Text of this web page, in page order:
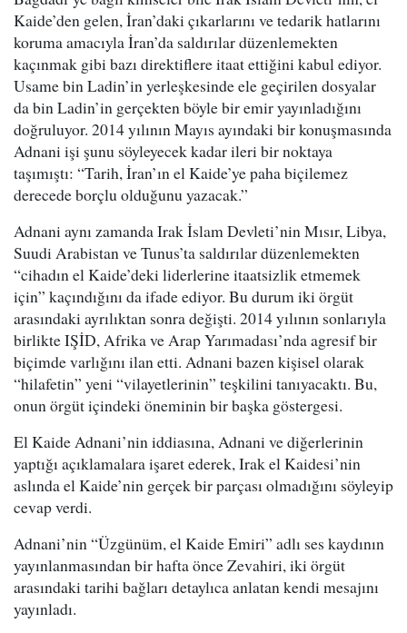
Kaide’den gelen, İran’daki çıkarlarını ve tedarik hatlarını
koruma amacıyla İran’da saldırılar düzenlemekten
kaçınmak gibi bazı direktiflere itaat ettiğini kabul ediyor.
Usame bin Ladin’in yerleşkesinde ele geçirilen dosyalar
da bin Ladin’in gerçekten böyle bir emir yayınladığını
doğruluyor. 2014 yılının Mayıs ayındaki bir konuşmasında
Adnani işi şunu söyleyecek kadar ileri bir noktaya
taşımıştı: “Tarih, İran’ın el Kaide’ye paha biçilemez
derecede borçlu olduğunu yazacak.”
Adnani aynı zamanda Irak İslam Devleti’nin Mısır, Libya,
Suudi Arabistan ve Tunus’ta saldırılar düzenlemekten
“cihadın el Kaide’deki liderlerine itaatsizlik etmemek
için” kaçındığını da ifade ediyor. Bu durum iki örgüt
arasındaki ayrılıktan sonra değişti. 2014 yılının sonlarıyla
birlikte IŞİD, Afrika ve Arap Yarımadası’nda agresif bir
biçimde varlığını ilan etti. Adnani bazen kişisel olarak
“hilafetin” yeni “vilayetlerinin” teşkilini tanıyacaktı. Bu,
onun örgüt içindeki öneminin bir başka göstergesi.
El Kaide Adnani’nin iddiasına, Adnani ve diğerlerinin
yaptığı açıklamalara işaret ederek, Irak el Kaidesi’nin
aslında el Kaide’nin gerçek bir parçası olmadığını söyleyip
cevap verdi.
Adnani’nin “Üzgünüm, el Kaide Emiri” adlı ses kaydının
yayınlanmasından bir hafta önce Zevahiri, iki örgüt
arasındaki tarihi bağları detaylıca anlatan kendi mesajını
yayınladı.